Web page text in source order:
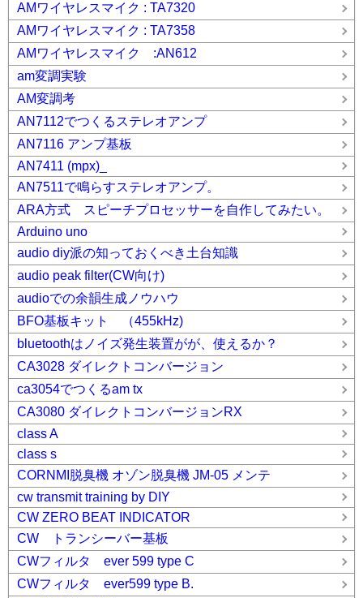
AMワイヤレスマイク : TA7320
AMワイヤレスマイク : TA7358
AMワイヤレスマイク :AN612
am変調実験
AM変調考
AN7112でつくるステレオアンプ
AN7116 アンプ基板
AN7411 (mpx)_
AN7511で鳴らすステレオアンプ。
ARA方式 スピーチプロセッサーを自作してみたい。
Arduino uno
audio diy派の知っておくべき土台知識
audio peak filter(CW向け)
audioでの余韻生成ノウハウ
BFO基板キット （455kHz)
bluetoothはノイズ発生装置がが、使えるか？
CA3028 ダイレクトコンバージョン
ca3054でつくるam tx
CA3080 ダイレクトコンバージョンRX
class A
class s
CORNMI脱臭機 オゾン脱臭機 JM-05 メンテ
cw transmit training by DIY
CW ZERO BEAT INDICATOR
CW トランシーバー基板
CWフィルタ ever 599 type C
CWフィルタ ever599 type B.